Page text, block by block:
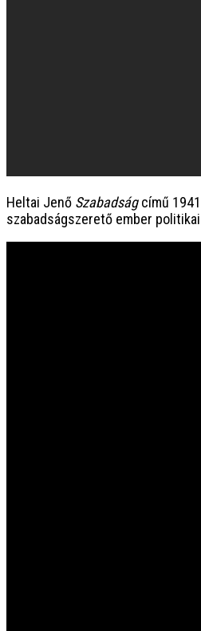
Heltai Jenő Szabadságcímű
szabadságszerető ember